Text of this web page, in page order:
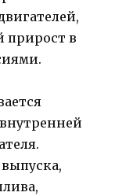
прирост в